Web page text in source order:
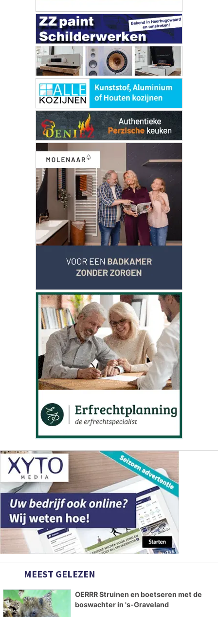
MEEST GELEZEN
OERRR Struinen en boetseren met de
boswachter in 's-Graveland